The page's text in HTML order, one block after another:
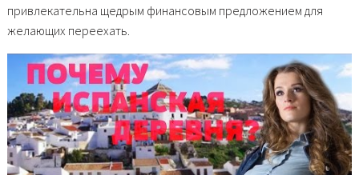
привлекательна щедрым финансовым предложением для
желающих переехать.